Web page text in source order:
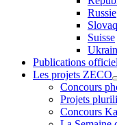
Russie
Suisse
Publications
Les projets ZECO
Concours
Projets
Concours